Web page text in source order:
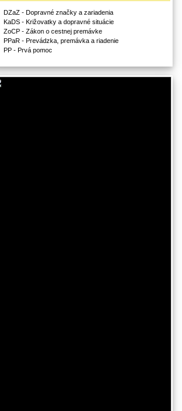
DZaZ - Dopravné značky a zariadenia
KaDS - Križovatky a dopravné situácie
ZoCP - Zákon o cestnej premávke
PPaR - Prevádzka, premávka a riadenie
PP - Prvá pomoc